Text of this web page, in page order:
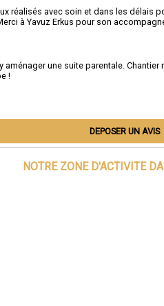
réalisés avec soin et dans les délais
à Yavuz Erkus pour son
une suite parentale.
!
DEPOSER UN AVIS
NOTRE ZONE D'ACTIVITE